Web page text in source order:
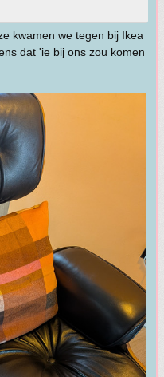
kwamen we tegen bij Ikea
dat 'ie bij ons zou komen